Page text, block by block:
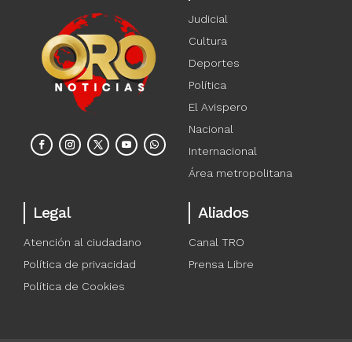
Judicial
Cultura
Deportes
Política
El Avispero
Nacional
Internacional
Área metropolitana
Legal
Atención al ciudadano
Política de privacidad
Política de Cookies
Aliados
Canal TRO
Prensa Libre